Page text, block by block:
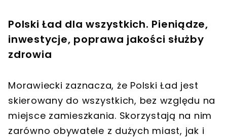
Polski Ład dla wszystkich. Pieniądze,
inwestycje, poprawa jakości służby
zdrowia
Morawiecki zaznacza, że Polski Ład jest
skierowany do wszystkich, bez względu na
miejsce zamieszkania. Skorzystają na nim
zarówno obywatele z dużych miast, jak i